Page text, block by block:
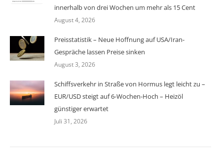
innerhalb von drei Wochen um mehr als 15 Cent
August 4, 2026
Preisstatistik – Neue Hoffnung auf USA/Iran-
Gespräche lassen Preise sinken
August 3, 2026
Schiffsverkehr in Straße von Hormus legt leicht zu –
EUR/USD steigt auf 6-Wochen-Hoch – Heizöl
günstiger erwartet
Juli 31, 2026